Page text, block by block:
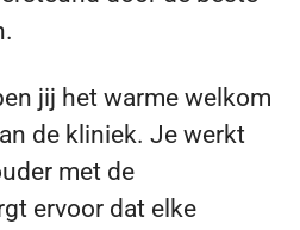
jij het warme welkom
de kliniek. Je werkt
met de
ervoor dat elke